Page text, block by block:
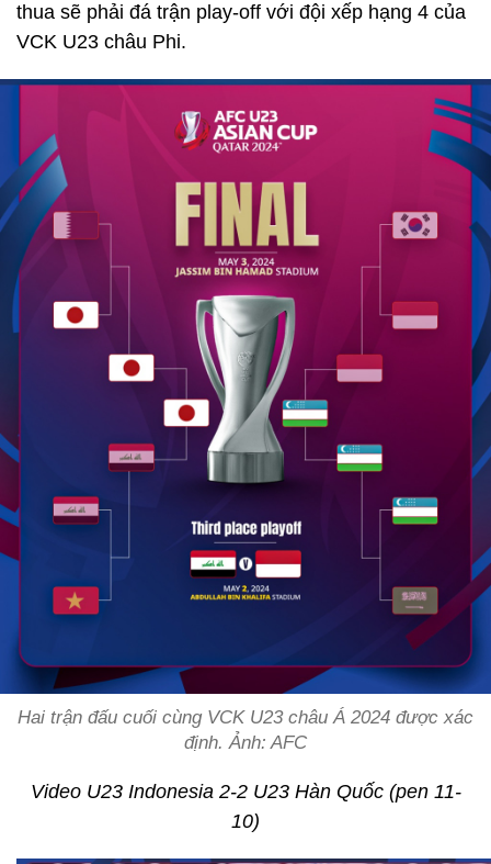
thua sẽ phải đá trận play-off với đội xếp hạng 4 của
VCK U23 châu Phi.
Hai trận đấu cuối cùng VCK U23 châu Á 2024 được xác
định. Ảnh: AFC
Video U23 Indonesia 2-2 U23 Hàn Quốc (pen 11-
10)